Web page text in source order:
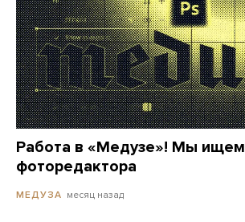
Работа в «Медузе»! Мы ищем
фоторедактора
МЕДУЗА месяц назад